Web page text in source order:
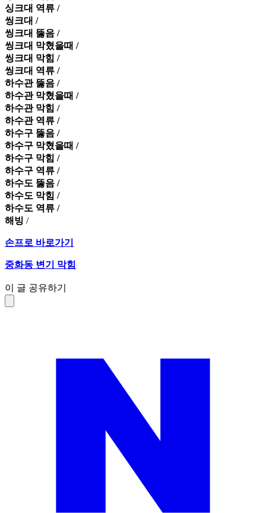
싱크대 역류 /
씽크대 /
씽크대 뚫음 /
씽크대 막혔을때 /
씽크대 막힘 /
씽크대 역류 /
하수관 뚫음 /
하수관 막혔을때 /
하수관 막힘 /
하수관 역류 /
하수구 뚫음 /
하수구 막혔을때 /
하수구 막힘 /
하수구 역류 /
하수도 뚫음 /
하수도 막힘 /
하수도 역류 /
해빙 /
손프로 바로가기
중화동 변기 막힘
이 글 공유하기